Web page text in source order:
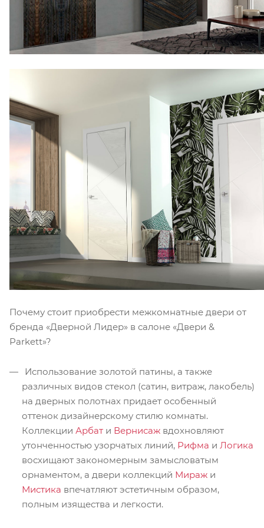
Почему стоит приобрести межкомнатные двери от
бренда «Дверной Лидер» в салоне «Двери &
Parkett»?
Использование золотой патины, а также
различных видов стекол (сатин, витраж, лакобель)
на дверных полотнах придает особенный
оттенок дизайнерскому стилю комнаты.
Коллекции Арбат и Вернисаж вдохновляют
утонченностью узорчатых линий, Рифма и Логика
восхищают закономерным замысловатым
орнаментом, а двери коллекций Мираж и
Мистика впечатляют эстетичным образом,
полным изящества и легкости.